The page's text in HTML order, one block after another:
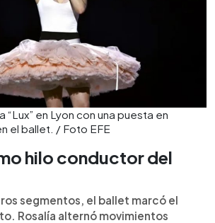
“Lux” en Lyon con una puesta en
el ballet. / Foto EFE
hilo conductor del
segmentos, el ballet marcó el
Rosalía alternó movimientos